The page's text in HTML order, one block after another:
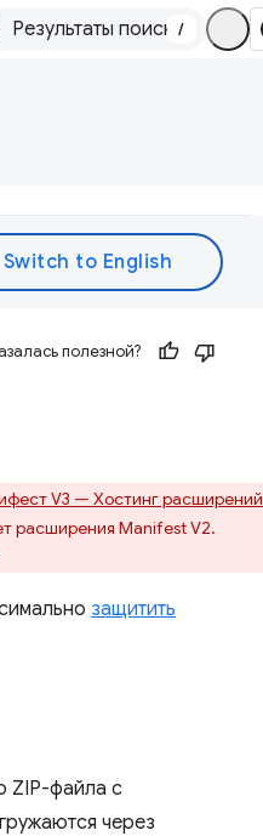
/
полезной?
V3 — Хостинг расширений
расширения Manifest V2.
защитить
ZIP-файла с
через